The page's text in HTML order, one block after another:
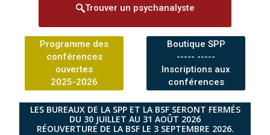
Trouver un psychanalyste
Programme des
conférences
ouvertes
2025-2026
Boutique SPP
----- -----
Inscriptions aux
conférences
LES BUREAUX DE LA SPP ET LA BSF SERONT FERMÉS
DU 30 JUILLET AU 31 AOÛT 2026
RÉOUVERTURE DE LA BSF LE 3 SEPTEMBRE 2026.